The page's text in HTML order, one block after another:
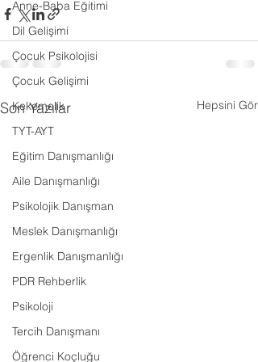
Anne-Baba Eğitimi
Dil Gelişimi
Çocuk Psikolojisi
Çocuk Gelişimi
Kekemelik
TYT-AYT
Eğitim Danışmanlığı
Aile Danışmanlığı
Psikolojik Danışman
Meslek Danışmanlığı
Ergenlik Danışmanlığı
PDR Rehberlik
Psikoloji
Tercih Danışmanı
Öğrenci Koçluğu
Son Yazılar Hepsini Gör